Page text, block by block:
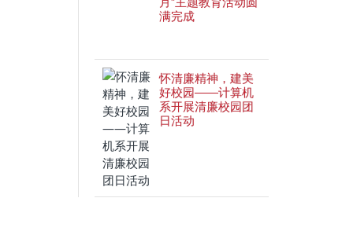
满完成
怀清廉精神，建美
好校园——计算机
系开展清廉校园团
日活动